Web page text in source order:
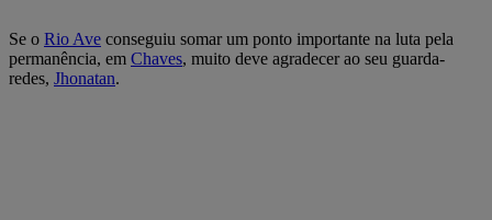
Se o Rio Ave conseguiu somar um ponto importante na luta pela
permanência, em Chaves, muito deve agradecer ao seu guarda-
redes, Jhonatan.